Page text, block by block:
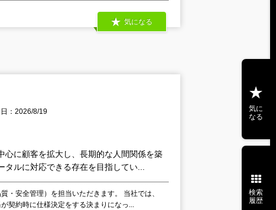
気になる
：2026/8/19
心に顧客を拡大し、長期的な人間関係を築
タルに対応できる存在を目指してい...
・安全管理）を担当いただきます。 当社では、
契約時に仕様決定をする決まりになっ...
気に
なる
検索
履歴